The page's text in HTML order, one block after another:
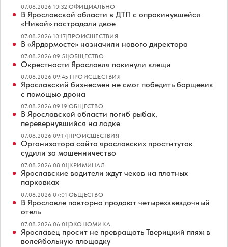
07.08.2026 10:32|ОФИЦИАЛЬНО
В Ярославской области в ДТП с опрокинувшейся
«Нивой» пострадали двое
07.08.2026 10:17|ПРОИСШЕСТВИЯ
В «Ярдормосте» назначили нового директора
07.08.2026 09:51|ОБЩЕСТВО
Окрестности Ярославля покинули клещи
07.08.2026 09:45|ПРОИСШЕСТВИЯ
Ярославский бизнесмен не смог победить борщевик
с помощью дрона
07.08.2026 09:19|ОБЩЕСТВО
В Ярославской области погиб рыбак,
перевернувшийся на лодке
07.08.2026 09:17|ПРОИСШЕСТВИЯ
Организатора сайта ярославских проституток
судили за мошенничество
07.08.2026 08:01|КРИМИНАЛ
Ярославские водители ждут чеков на платных
парковках
07.08.2026 07:01|ОБЩЕСТВО
В Ярославле повторно продают четырехзвездочный
отель
07.08.2026 06:01|ЭКОНОМИКА
Ярославец просит не превращать Тверицкий пляж в
волейбольную площадку